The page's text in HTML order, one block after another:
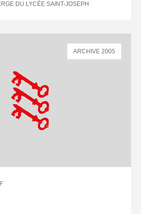
DU LYCÉE SAINT-JOSEPH
ARCHIVE 2005